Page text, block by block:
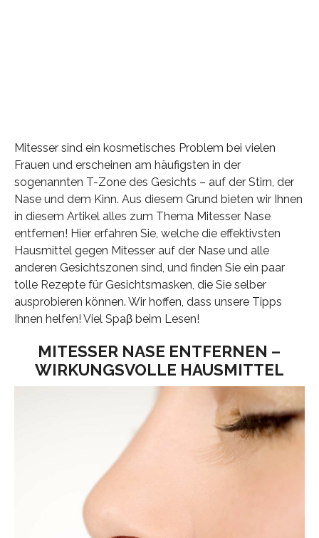
Mitesser sind ein kosmetisches Problem bei vielen
Frauen und erscheinen am häufigsten in der
sogenannten T-Zone des Gesichts – auf der Stirn, der
Nase und dem Kinn. Aus diesem Grund bieten wir Ihnen
in diesem Artikel alles zum Thema Mitesser Nase
entfernen! Hier erfahren Sie, welche die effektivsten
Hausmittel gegen Mitesser auf der Nase und alle
anderen Gesichtszonen sind, und finden Sie ein paar
tolle Rezepte für Gesichtsmasken, die Sie selber
ausprobieren können. Wir hoffen, dass unsere Tipps
Ihnen helfen! Viel Spaβ beim Lesen!
MITESSER NASE ENTFERNEN –
WIRKUNGSVOLLE HAUSMITTEL